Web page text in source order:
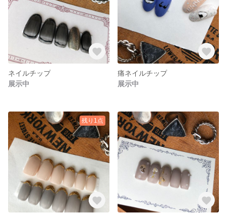
ネイルチップ
展示中
痛ネイルチップ
展示中
残り1点